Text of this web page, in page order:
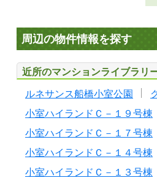
周辺の物件情報を探す
近所のマンションライブラリ
ルネサンス船橋小室公園
小室ハイランドＣ－１９号棟
小室ハイランドＣ－１７号棟
小室ハイランドＣ－１４号棟
小室ハイランドＣ－１３号棟